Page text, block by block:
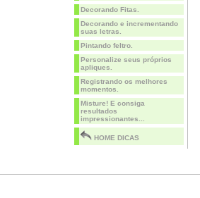
Decorando Fitas.
Decorando e incrementando
suas letras.
Pintando feltro.
Personalize seus próprios
apliques.
Registrando os melhores
momentos.
Misture! E consiga
resultados
impressionantes...
HOME DICAS